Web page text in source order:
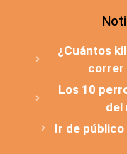
¿Cuántos
correr
Los 10
del
Ir de público